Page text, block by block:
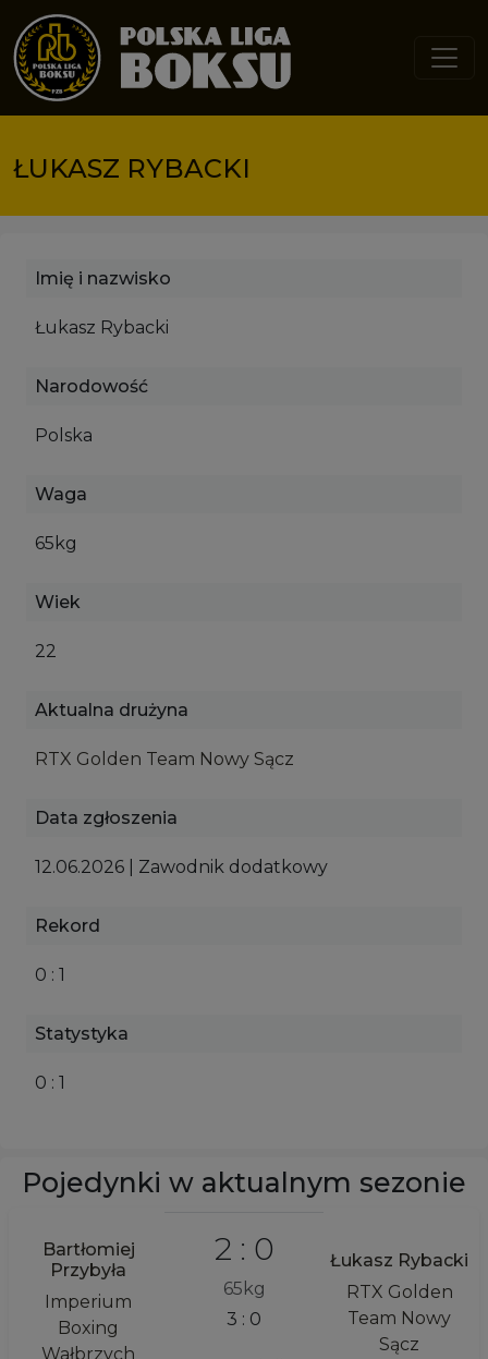
Przejdź do treści
ŁUKASZ RYBACKI
Imię i nazwisko
Łukasz Rybacki
Narodowość
Polska
Waga
65kg
Wiek
22
Aktualna drużyna
RTX Golden Team Nowy Sącz
Data zgłoszenia
12.06.2026 | Zawodnik dodatkowy
Rekord
0 : 1
Statystyka
0 : 1
Pojedynki w aktualnym sezonie
Bartłomiej
Przybyła
Imperium
Boxing
Wałbrzych
2 : 0
65kg
3 : 0
Łukasz Rybacki
RTX Golden
Team Nowy
Sącz